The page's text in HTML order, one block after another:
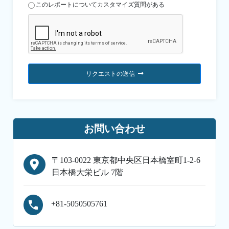
このレポートについてカスタマイズ質問がある
リクエストの送信
お問い合わせ
〒103-0022 東京都中央区日本橋室町1-2-6
日本橋大栄ビル 7階
+81-5050505761